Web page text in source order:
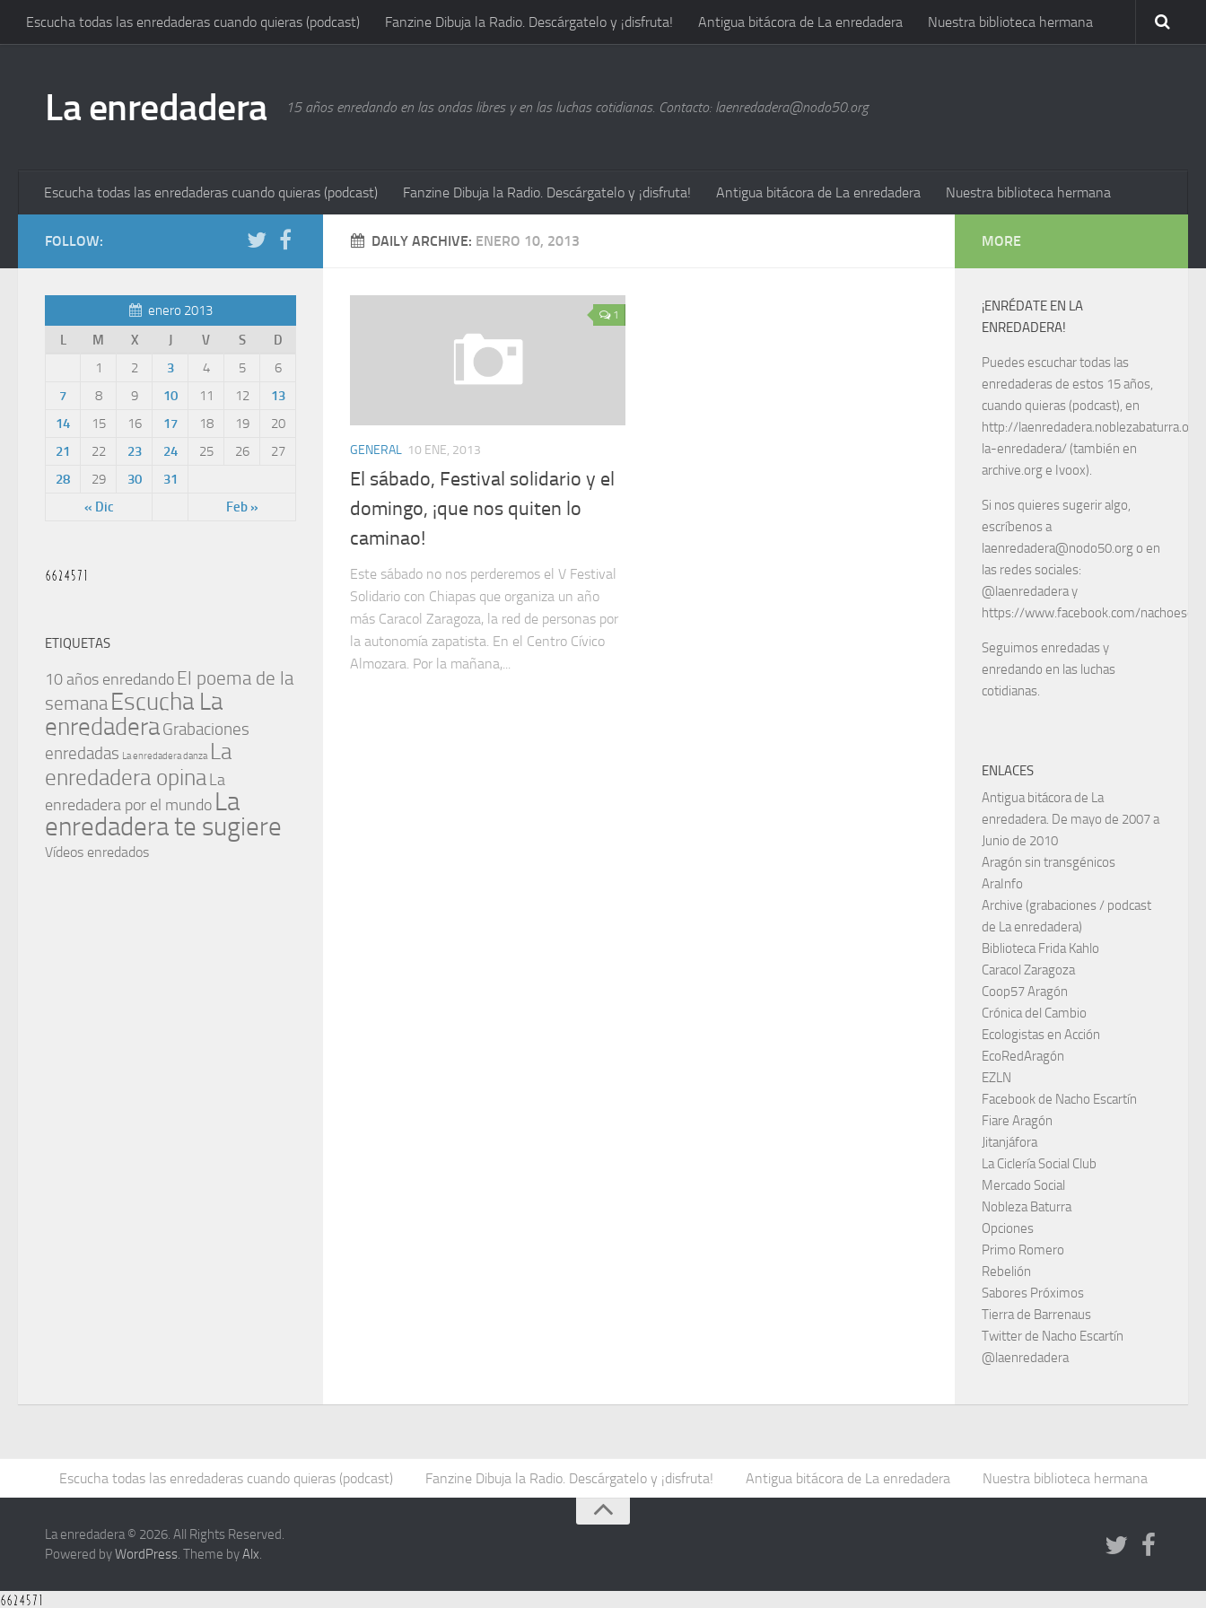
Escucha todas las enredaderas cuando quieras (podcast) Fanzine Dibuja la Radio. Descárgatelo y ¡disfruta! Antigua bitácora de La enredadera Nuestra biblioteca hermana
La enredadera 15 años enredando en las ondas libres y en las luchas cotidianas. Contacto: laenredadera@nodo50.org
Escucha todas las enredaderas cuando quieras (podcast) Fanzine Dibuja la Radio. Descárgatelo y ¡disfruta! Antigua bitácora de La enredadera Nuestra biblioteca hermana
DAILY ARCHIVE: ENERO 10, 2013
1
GENERAL 10 ENE, 2013
El sábado, Festival solidario y el
domingo, ¡que nos quiten lo
caminao!
Este sábado no nos perderemos el V Festival
Solidario con Chiapas que organiza un año
más Caracol Zaragoza, la red de personas por
la autonomía zapatista. En el Centro Cívico
Almozara. Por la mañana,...
FOLLOW:
enero 2013
L
M X J V S D
« Dic Feb »
1 2 3 4 5
6
7
8 9 10 11 12
13
14
15 16 17 18 19
20
21
22 23 24 25 26
27
28
29 30 31
ETIQUETAS
10 años enredando El poema de la
semana Escucha La
enredaderaGrabaciones
enredadas La enredadera danza La
enredadera opina La
enredadera por el mundo La
enredadera te sugiere
Vídeos enredados
MORE
¡ENRÉDATE EN LA
ENREDADERA!
Puedes escuchar todas las
enredaderas de estos 15 años,
cuando quieras (podcast), en
http://
la-enredadera/ (también en
archive.org e Ivoox).
Si nos quieres sugerir algo,
escríbenos a
laenredadera@nodo50.org o en
las redes sociales:
@laenredadera y
https://www.facebook.com/
Seguimos enredadas y
enredando en las luchas
cotidianas.
ENLACES
Antigua bitácora de La
enredadera. De mayo de 2007 a
Junio de 2010
Aragón sin transgénicos
AraInfo
Archive (grabaciones / podcast
de La enredadera)
Biblioteca Frida Kahlo
Caracol Zaragoza
Coop57 Aragón
Crónica del Cambio
Ecologistas en Acción
EcoRedAragón
EZLN
Facebook de Nacho Escartín
Fiare Aragón
Jitanjáfora
La Ciclería Social Club
Mercado Social
Nobleza Baturra
Opciones
Primo Romero
Rebelión
Sabores Próximos
Tierra de Barrenaus
Twitter de Nacho Escartín
@laenredadera
Escucha todas las enredaderas cuando quieras (podcast) Fanzine Dibuja la Radio. Descárgatelo y ¡disfruta! Antigua bitácora de La enredadera Nuestra biblioteca hermana
La enredadera © 2026. All Rights Reserved.
Powered byWordPress. Theme byAlx.